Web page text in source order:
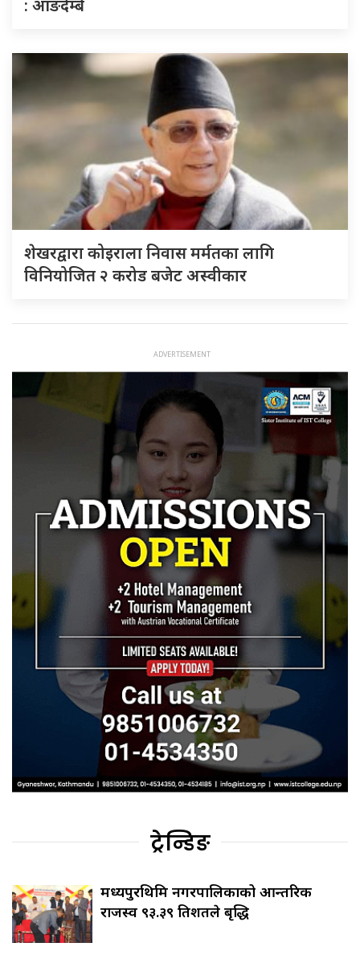
: आङदेम्बे
शेखरद्वारा कोइराला निवास मर्मतका लागि
विनियोजित २ करोड बजेट अस्वीकार
ट्रेन्डिङ
मध्यपुरथिमि नगरपालिकाको आन्तरिक
राजस्व ९३.३९ प्रतिशतले बृद्धि